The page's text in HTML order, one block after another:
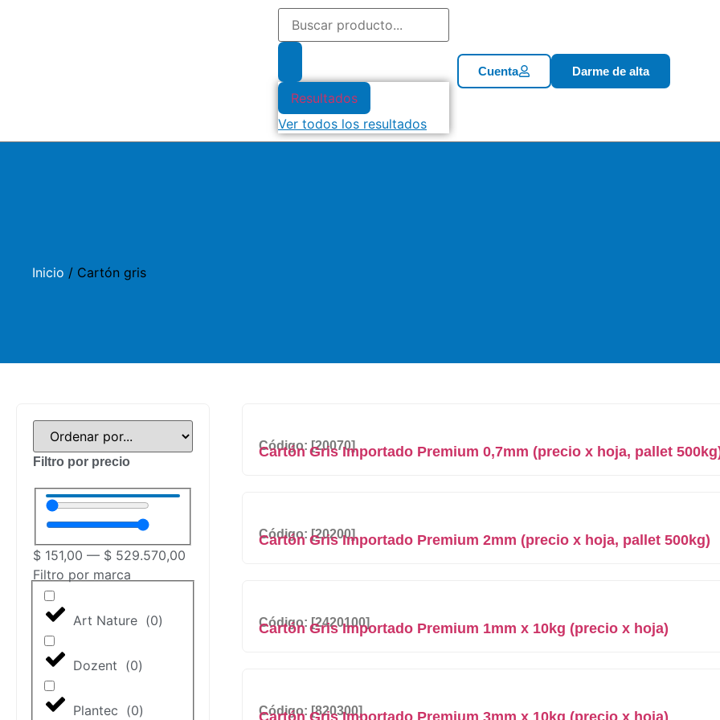
Resultados
Ver todos los resultados
Cuenta Darme de alta
Inicio / Cartón gris
Filtro por precio
$ 151,00 — $ 529.570,00
Filtro por marca
Art Nature (0)
Dozent (0)
Plantec (0)
Código: [20070]
Cartón Gris Importado Premium 0,7mm (precio x hoja, pallet
Código: [20200]
Cartón Gris Importado Premium 2mm (precio x hoja, pallet 500kg)
Código: [2420100]
Cartón Gris Importado Premium 1mm x 10kg (precio x hoja)
Código: [820300]
Cartón Gris Importado Premium 3mm x 10kg (precio x hoja)